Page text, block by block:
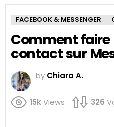
FACEBOOK & MESSENGER
Comment
contact sur
by Chiara A.
15kViews 326